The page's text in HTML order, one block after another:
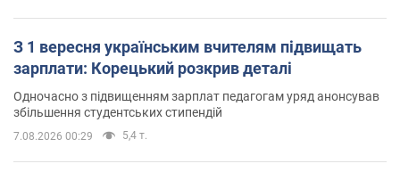
З 1 вересня українським вчителям підвищать
зарплати: Корецький розкрив деталі
Одночасно з підвищенням зарплат педагогам уряд анонсував
збільшення студентських стипендій
7.08.2026 00:29 5,4 т.